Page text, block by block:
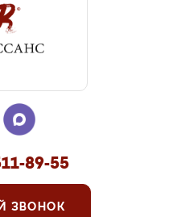
89-55
ЗВОНОК